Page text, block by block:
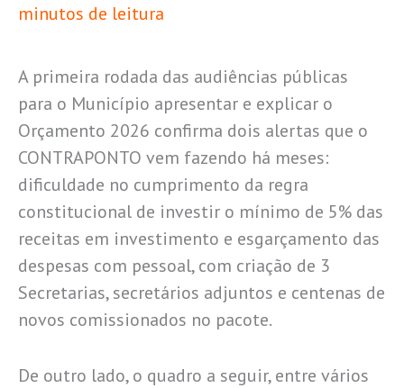
minutos de leitura
A primeira rodada das audiências públicas
para o Município apresentar e explicar o
Orçamento 2026 confirma dois alertas que o
CONTRAPONTO vem fazendo há meses:
dificuldade no cumprimento da regra
constitucional de investir o mínimo de 5% das
receitas em investimento e esgarçamento das
despesas com pessoal, com criação de 3
Secretarias, secretários adjuntos e centenas de
novos comissionados no pacote.
De outro lado, o quadro a seguir, entre vários